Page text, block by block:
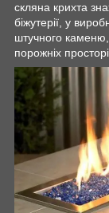
скляна крихта
біжутерії, у
штучного каменю,
порожніх